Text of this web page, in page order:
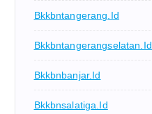
Bkkbntangerang.id
Bkkbntangerangselatan.id
Bkkbnbanjar.id
Bkkbnsalatiga.id